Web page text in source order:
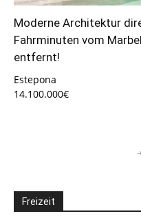
Moderne Architektur
Fahrminuten vom
entfernt!
Estepona
14.100.000€
-
Freizeit